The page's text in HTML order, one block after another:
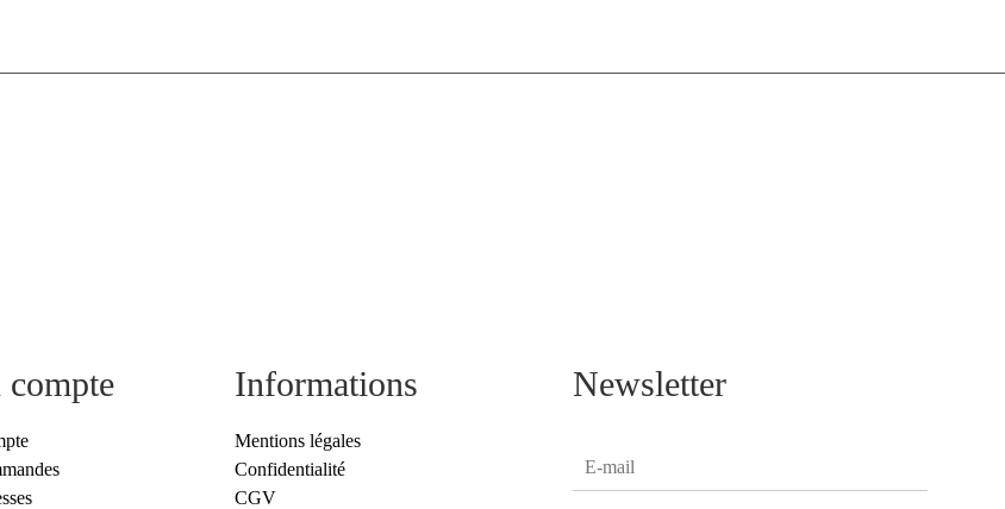
Informations
Mentions légales
Confidentialité
CGV
Newsletter
E